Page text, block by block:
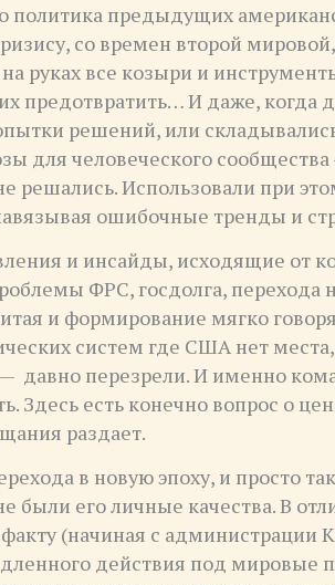
политика предыдущих
со времен второй
руках все козыри и
предотвратить… И даже, когда
решений, или
для человеческого
решались. Использовали при
ошибочные тренды и
и инсайды, исходящие от
ФРС, госдолга, перехода
и формирование мягко
систем где США нет
давно перезрели. И именно
Здесь есть конечно вопрос о
раздает.
в новую эпоху, и просто
были его личные качества. В
(начиная с администрации
действия под мировые